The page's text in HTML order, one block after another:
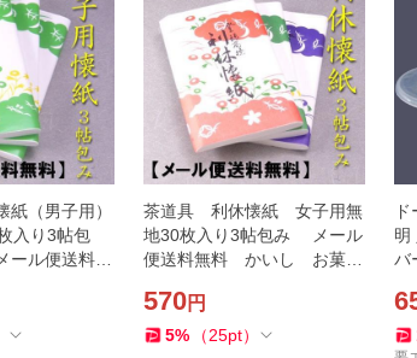
（男子用）
入り3帖包
ル便送料無
茶道具 利休懐紙 女子用無
地30枚入り3帖包み メール
便送料無料 かいし お菓子
570円
5% （25pt）
明
バ
コ
用